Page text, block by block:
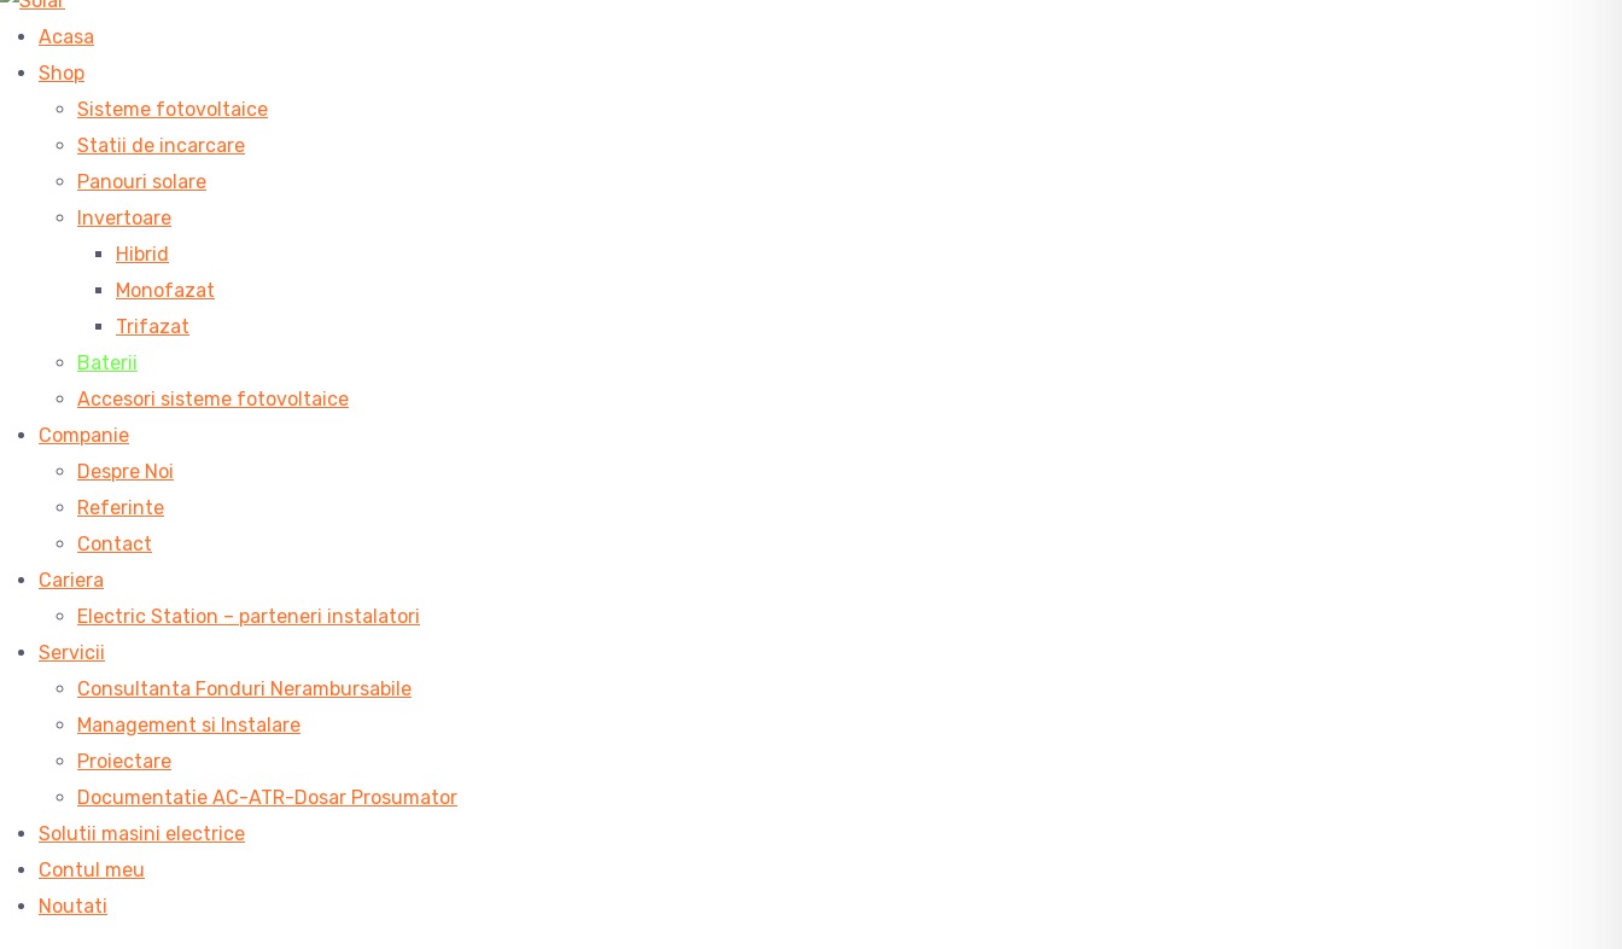
Acasa
Shop
Sisteme fotovoltaice
Statii de incarcare
Panouri solare
Invertoare
Hibrid
Monofazat
Trifazat
Baterii
Accesori sisteme fotovoltaice
Companie
Despre Noi
Referinte
Contact
Cariera
Electric Station – parteneri instalatori
Servicii
Consultanta Fonduri Nerambursabile
Management si Instalare
Proiectare
Documentatie AC-ATR-Dosar Prosumator
Solutii masini electrice
Contul meu
Noutati